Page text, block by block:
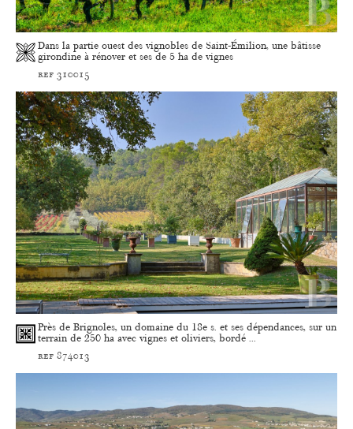
Dans la partie ouest des vignobles de Saint-Émilion, une bâtisse
girondine à rénover et ses de 5 ha de vignes
ref 310015
Près de Brignoles, un domaine du 18e s. et ses dépendances, sur un
terrain de 250 ha avec vignes et oliviers, bordé ...
ref 874013